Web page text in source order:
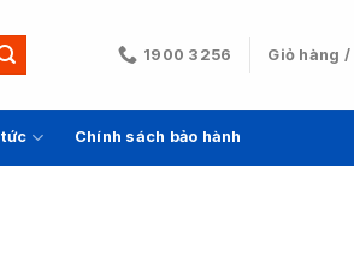
1900 3256 Giỏ hàng /
Chính sách bảo hành